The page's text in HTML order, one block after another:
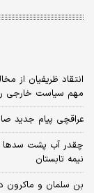
انتقاد ظریفیان از
مهم سیاست خارجی را
عراقچی پیام جدید
چقدر آب پشت سدها
نیمه تابستان
بن سلمان و ماکرون